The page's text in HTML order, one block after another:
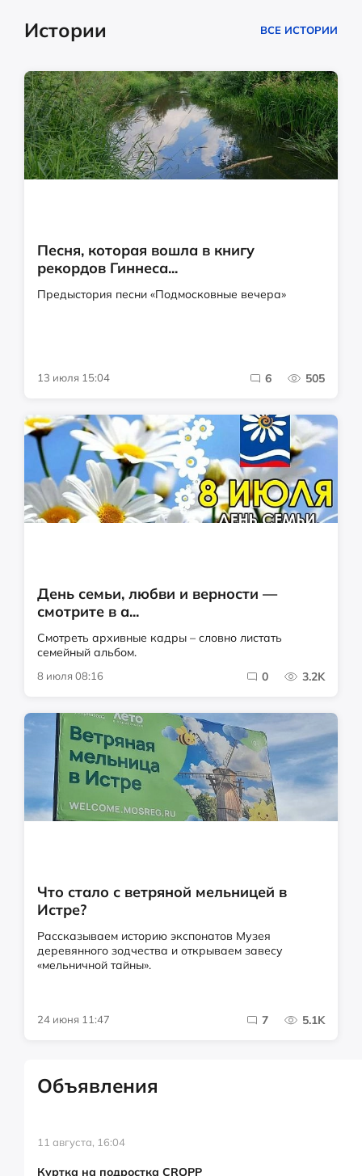
Истории ВСЕ ИСТОРИИ
Песня, которая вошла в книгу
рекордов Гиннеса...
Предыстория песни «Подмосковные вечера»
13 июля 15:04 6 505
День семьи, любви и верности —
смотрите в а...
Смотреть архивные кадры – словно листать
семейный альбом.
8 июля 08:16 0 3.2K
Что стало с ветряной мельницей в
Истре?
Рассказываем историю экспонатов Музея
деревянного зодчества и открываем завесу
«мельничной тайны».
24 июня 11:47 7 5.1K
Объявления
11 августа, 16:04
Куртка на подростка CROPP